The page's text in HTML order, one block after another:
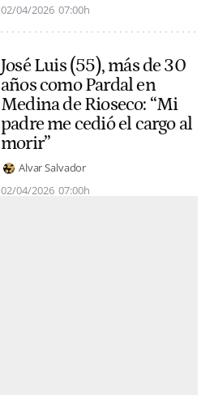
02/04/2026 07:00h
José Luis (55), más de 30
años como Pardal en
Medina de Rioseco: “Mi
padre me cedió el cargo al
morir”
Alvar Salvador
02/04/2026 07:00h